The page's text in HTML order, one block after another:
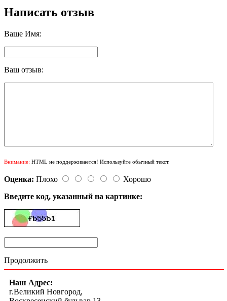
Написать отзыв
Ваше Имя:
Ваш отзыв:
Внимание: HTML не поддерживается! Используйте обычный текст.
Оценка: Плохо
Хорошо
Введите код, указанный на картинке:
Продолжить
Наш Адрес:
г.Великий Новгород,